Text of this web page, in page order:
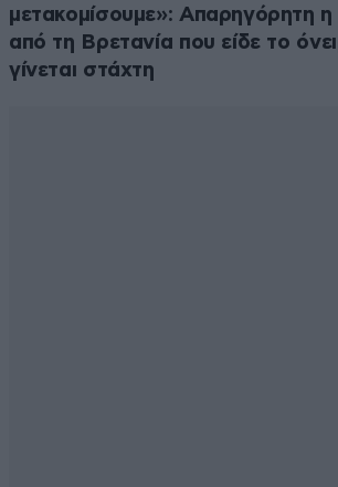
μετακομίσουμε»: Απαρηγόρητη η
από τη Βρετανία που είδε το
γίνεται στάχτη